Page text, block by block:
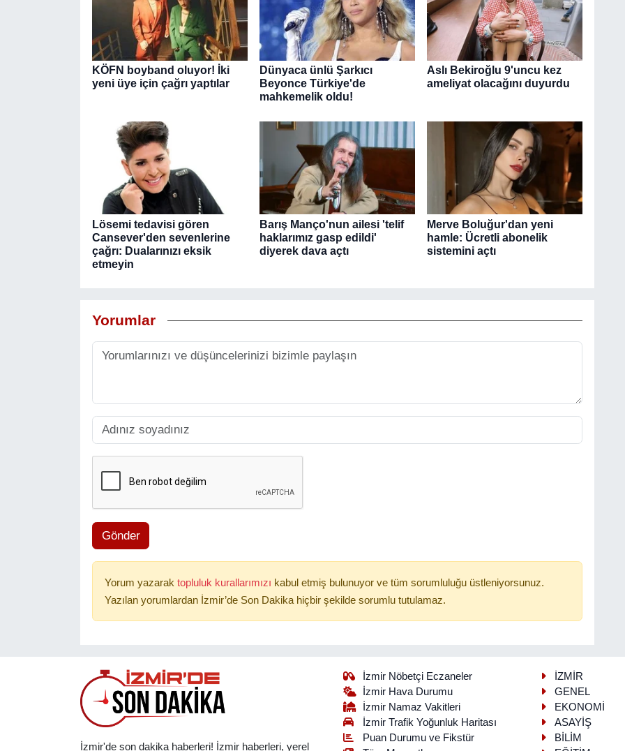
KÖFN boyband oluyor! İki
yeni üye için çağrı yaptılar
Dünyaca ünlü Şarkıcı
Beyonce Türkiye'de
mahkemelik oldu!
Aslı Bekiroğlu 9'uncu kez
ameliyat olacağını duyurdu
Lösemi tedavisi gören
Cansever'den sevenlerine
çağrı: Dualarınızı eksik
etmeyin
Barış Manço'nun ailesi 'telif
haklarımız gasp edildi'
diyerek dava açtı
Merve Boluğur'dan yeni
hamle: Ücretli abonelik
sistemini açtı
Yorumlar
Gönder
Yorum yazarak topluluk kurallarımızı kabul etmiş bulunuyor ve tüm sorumluluğu üstleniyorsunuz.
Yazılan yorumlardan İzmir’de Son Dakika hiçbir şekilde sorumlu tutulamaz.
İzmir'de son dakika haberleri! İzmir haberleri, yerel
İzmir Nöbetçi Eczaneler
İzmir Hava Durumu
İzmir Namaz Vakitleri
İzmir Trafik Yoğunluk Haritası
Puan Durumu ve Fikstür
İZMİR
GENEL
EKONOMİ
ASAYİŞ
BİLİM